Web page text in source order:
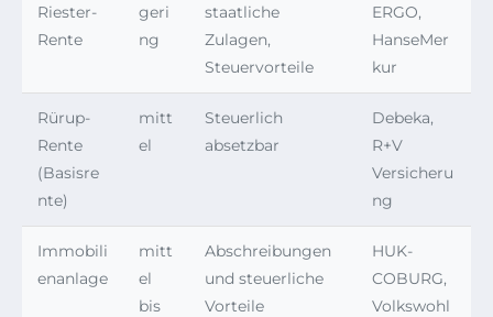
Riester-
Rente
geri
ng
staatliche
Zulagen,
Steuervorteile
ERGO,
HanseMer
kur
Rürup-
Rente
(Basisre
nte)
mitt
el
Steuerlich
absetzbar
Debeka,
R+V
Versicheru
ng
Immobili
enanlage
mitt
el
bis
Abschreibungen
und steuerliche
Vorteile
HUK-
COBURG,
Volkswohl